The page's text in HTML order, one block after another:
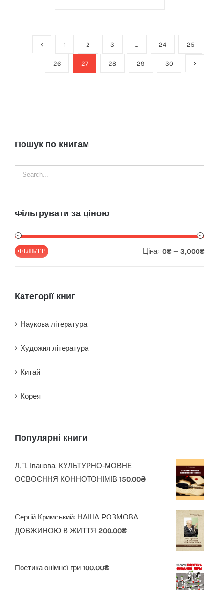
1 2 3 … 24 25
26 27 28 29 30
Пошук по книгам
Фільтрувати за ціною
ФІЛЬТР Ціна: 0₴ — 3,000₴
Категорії книг
Наукова література
Художня література
Китай
Корея
Популярні книги
Л.П. Іванова. КУЛЬТУРНО-МОВНЕ
ОСВОЄННЯ КОННОТОНІМІВ 150.00₴
Сергій Кримський: НАША РОЗМОВА
ДОВЖИНОЮ В ЖИТТЯ 200.00₴
Поетика онімної гри 100.00₴